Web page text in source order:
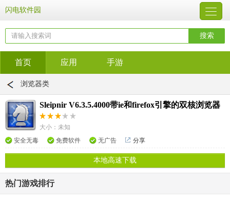
闪电软件园
首页 应用 手游
浏览器类
Sleipnir V6.3.5.4000带ie和firefox引擎的双核浏览器
大小：未知
安全无毒
免费软件 无广告 分享
本地高速下载
热门游戏排行